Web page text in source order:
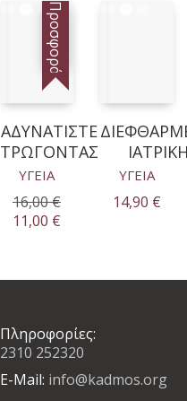
Προσφορά!
ΑΔΥΝΑΤΙΣΤΕ
ΤΡΩΓΟΝΤΑΣ
ΥΓΕΙΑ
16,00€
Original
11,00 €
ΥΓΕΙΑ
14,90 €
Πληροφορίες:
2310 252320
E-Mail: info@kadmos.org